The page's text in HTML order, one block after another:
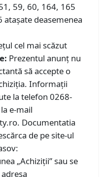
59, 60, 164, 165
deasemenea
cel mai scăzut
Prezentul anunț nu
să accepte o
Informații
la telefon 0268-
e-mail
Documentatia
de pe site-ul
„Achiziții” sau se